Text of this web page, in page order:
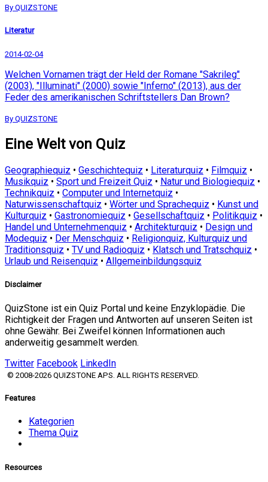
By QUIZSTONE
Literatur
2014-02-04
Welchen Vornamen trägt der Held der Romane "Sakrileg"
(2003), "Illuminati" (2000) sowie "Inferno" (2013), aus der
Feder des amerikanischen Schriftstellers Dan Brown?
By QUIZSTONE
Eine Welt von Quiz
Geographiequiz • Geschichtequiz • Literaturquiz • Filmquiz •
Musikquiz • Sport und Freizeit Quiz • Natur und Biologiequiz •
Technikquiz • Computer und Internetquiz •
Naturwissenschaftquiz • Wörter und Sprachequiz • Kunst und
Kulturquiz • Gastronomiequiz • Gesellschaftquiz • Politikquiz •
Handel und Unternehmenquiz • Architekturquiz • Design und
Modequiz • Der Menschquiz • Religionquiz, Kulturquiz und
Traditionsquiz • TV und Radioquiz • Klatsch und Tratschquiz •
Urlaub und Reisenquiz • Allgemeinbildungsquiz
Disclaimer
QuizStone ist ein Quiz Portal und keine Enzyklopädie. Die
Richtigkeit der Fragen und Antworten auf unseren Seiten ist
ohne Gewähr. Bei Zweifel können Informationen auch
anderweitig gesammelt werden.
Twitter Facebook LinkedIn
© 2008-2026 QUIZSTONE APS. ALL RIGHTS RESERVED.
Features
Kategorien
Thema Quiz
Resources